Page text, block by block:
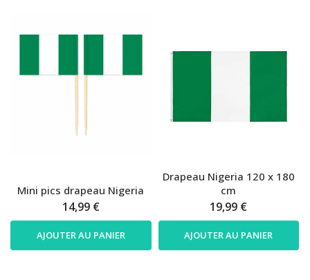
Mini pics drapeau Nigeria
14,99 €
AJOUTER AU PANIER
Drapeau Nigeria 120 x 180
cm
19,99 €
AJOUTER AU PANIER